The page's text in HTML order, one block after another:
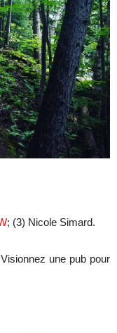
; (3) Nicole Simard.
une pub pour